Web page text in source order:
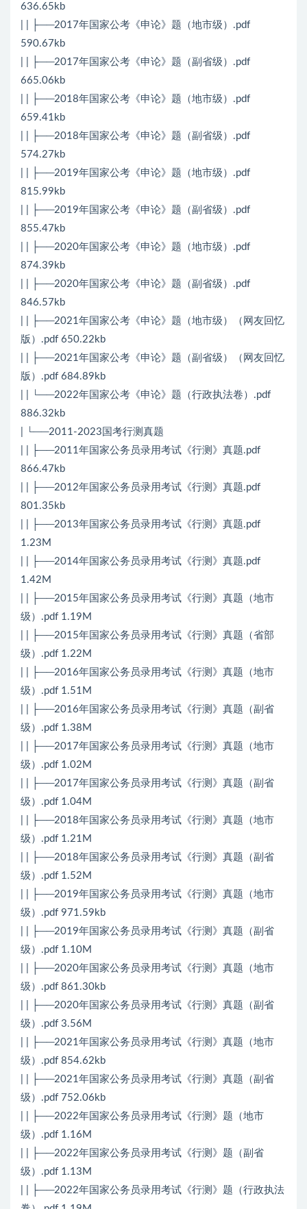
636.65kb
| | ├──2017年国家公考《申论》题（地市级）.pdf
590.67kb
| | ├──2017年国家公考《申论》题（副省级）.pdf
665.06kb
| | ├──2018年国家公考《申论》题（地市级）.pdf
659.41kb
| | ├──2018年国家公考《申论》题（副省级）.pdf
574.27kb
| | ├──2019年国家公考《申论》题（地市级）.pdf
815.99kb
| | ├──2019年国家公考《申论》题（副省级）.pdf
855.47kb
| | ├──2020年国家公考《申论》题（地市级）.pdf
874.39kb
| | ├──2020年国家公考《申论》题（副省级）.pdf
846.57kb
| | ├──2021年国家公考《申论》题（地市级）（网友回忆
版）.pdf 650.22kb
| | ├──2021年国家公考《申论》题（副省级）（网友回忆
版）.pdf 684.89kb
| | └──2022年国家公考《申论》题（行政执法卷）.pdf
886.32kb
| └──2011-2023国考行测真题
| | ├──2011年国家公务员录用考试《行测》真题.pdf
866.47kb
| | ├──2012年国家公务员录用考试《行测》真题.pdf
801.35kb
| | ├──2013年国家公务员录用考试《行测》真题.pdf
1.23M
| | ├──2014年国家公务员录用考试《行测》真题.pdf
1.42M
| | ├──2015年国家公务员录用考试《行测》真题（地市
级）.pdf 1.19M
| | ├──2015年国家公务员录用考试《行测》真题（省部
级）.pdf 1.22M
| | ├──2016年国家公务员录用考试《行测》真题（地市
级）.pdf 1.51M
| | ├──2016年国家公务员录用考试《行测》真题（副省
级）.pdf 1.38M
| | ├──2017年国家公务员录用考试《行测》真题（地市
级）.pdf 1.02M
| | ├──2017年国家公务员录用考试《行测》真题（副省
级）.pdf 1.04M
| | ├──2018年国家公务员录用考试《行测》真题（地市
级）.pdf 1.21M
| | ├──2018年国家公务员录用考试《行测》真题（副省
级）.pdf 1.52M
| | ├──2019年国家公务员录用考试《行测》真题（地市
级）.pdf 971.59kb
| | ├──2019年国家公务员录用考试《行测》真题（副省
级）.pdf 1.10M
| | ├──2020年国家公务员录用考试《行测》真题（地市
级）.pdf 861.30kb
| | ├──2020年国家公务员录用考试《行测》真题（副省
级）.pdf 3.56M
| | ├──2021年国家公务员录用考试《行测》真题（地市
级）.pdf 854.62kb
| | ├──2021年国家公务员录用考试《行测》真题（副省
级）.pdf 752.06kb
| | ├──2022年国家公务员录用考试《行测》题（地市
级）.pdf 1.16M
| | ├──2022年国家公务员录用考试《行测》题（副省
级）.pdf 1.13M
| | ├──2022年国家公务员录用考试《行测》题（行政执法